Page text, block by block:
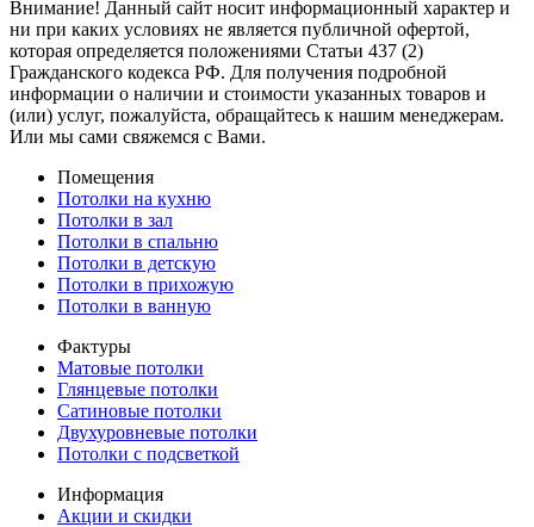
Внимание! Данный сайт носит информационный характер и
ни при каких условиях не является публичной офертой,
которая определяется положениями Статьи 437 (2)
Гражданского кодекса РФ. Для получения подробной
информации о наличии и стоимости указанных товаров и
(или) услуг, пожалуйста, обращайтесь к нашим менеджерам.
Или мы сами свяжемся с Вами.
Помещения
Потолки на кухню
Потолки в зал
Потолки в спальню
Потолки в детскую
Потолки в прихожую
Потолки в ванную
Фактуры
Матовые потолки
Глянцевые потолки
Сатиновые потолки
Двухуровневые потолки
Потолки с подсветкой
Информация
Акции и скидки